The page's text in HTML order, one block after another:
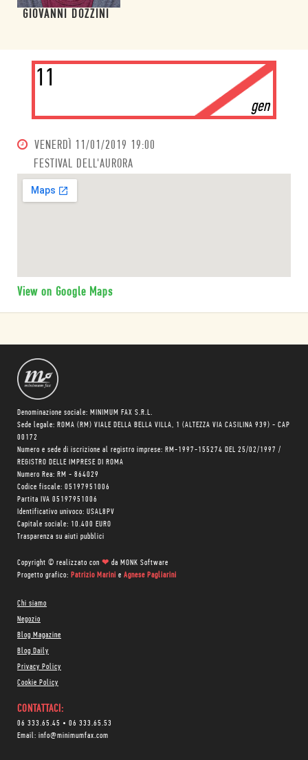
GIOVANNI DOZZINI
11
gen
VENERDÌ 11/01/2019 19:00
FESTIVAL DELL'AURORA
View on Google Maps
Denominazione sociale: MINIMUM FAX S.R.L.
Sede legale: ROMA (RM) VIALE DELLA BELLA VILLA, 1 (ALTEZZA VIA CASILINA 939) - CAP
00172
Numero e sede di iscrizione al registro imprese: RM-1997-155274 DEL 25/02/1997 /
REGISTRO DELLE IMPRESE DI ROMA
Numero Rea: RM - 864029
Codice fiscale: 05197951006
Partita IVA 05197951006
Identificativo univoco: USAL8PV
Capitale sociale: 10.400 EURO
Trasparenza su aiuti pubblici
Copyright © realizzato con ❤ da MONK Software
Progetto grafico: Patrizio Marini e Agnese Pagliarini
Chi siamo
Negozio
Blog Magazine
Blog Daily
Privacy Policy
Cookie Policy
CONTATTACI:
06 333.65.45 • 06 333.65.53
Email: info@minimumfax.com